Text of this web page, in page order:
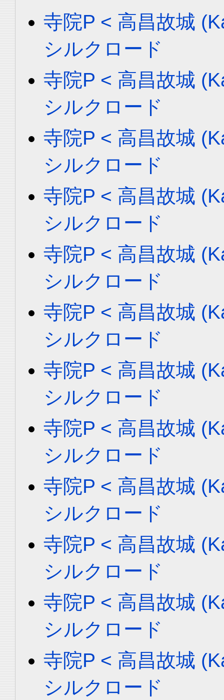
寺院P < 高昌故城
シルクロード
寺院P < 高昌故城
シルクロード
寺院P < 高昌故城
シルクロード
寺院P < 高昌故城
シルクロード
寺院P < 高昌故城
シルクロード
寺院P < 高昌故城
シルクロード
寺院P < 高昌故城
シルクロード
寺院P < 高昌故城
シルクロード
寺院P < 高昌故城
シルクロード
寺院P < 高昌故城
シルクロード
寺院P < 高昌故城
シルクロード
寺院P < 高昌故城
シルクロード